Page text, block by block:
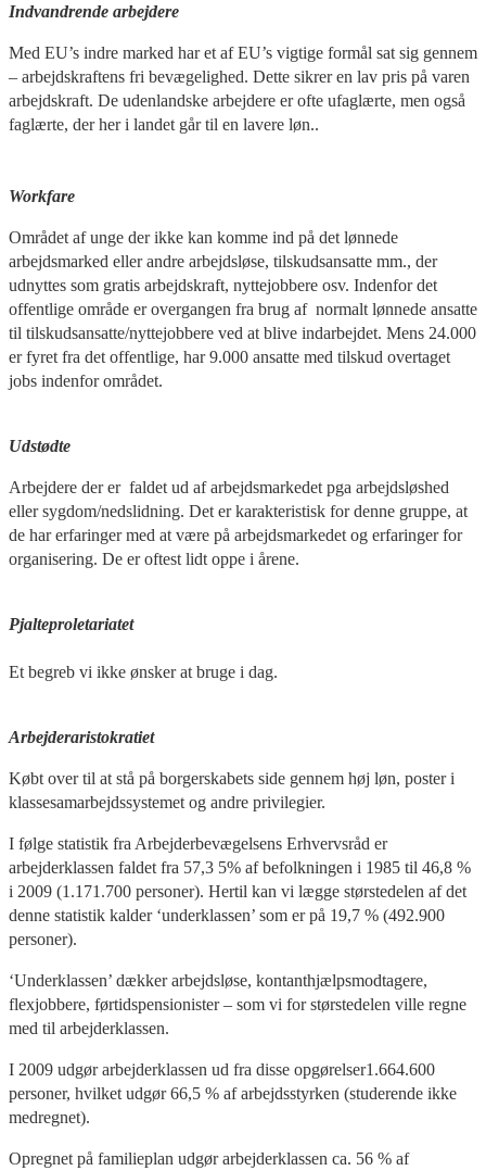
Indvandrende arbejdere
Med EU’s indre marked har et af EU’s vigtige formål sat sig gennem
– arbejdskraftens fri bevægelighed. Dette sikrer en lav pris på varen
arbejdskraft. De udenlandske arbejdere er ofte ufaglærte, men også
faglærte, der her i landet går til en lavere løn..
Workfare
Området af unge der ikke kan komme ind på det lønnede
arbejdsmarked eller andre arbejdsløse, tilskudsansatte mm., der
udnyttes som gratis arbejdskraft, nyttejobbere osv. Indenfor det
offentlige område er overgangen fra brug af normalt lønnede ansatte
til tilskudsansatte/nyttejobbere ved at blive indarbejdet. Mens 24.000
er fyret fra det offentlige, har 9.000 ansatte med tilskud overtaget
jobs indenfor området.
Udstødte
Arbejdere der er faldet ud af arbejdsmarkedet pga arbejdsløshed
eller sygdom/nedslidning. Det er karakteristisk for denne gruppe, at
de har erfaringer med at være på arbejdsmarkedet og erfaringer for
organisering. De er oftest lidt oppe i årene.
Pjalteproletariatet
Et begreb vi ikke ønsker at bruge i dag.
Arbejderaristokratiet
Købt over til at stå på borgerskabets side gennem høj løn, poster i
klassesamarbejdssystemet og andre privilegier.
I følge statistik fra Arbejderbevægelsens Erhvervsråd er
arbejderklassen faldet fra 57,3 5% af befolkningen i 1985 til 46,8 %
i 2009 (1.171.700 personer). Hertil kan vi lægge størstedelen af det
denne statistik kalder ‘underklassen’ som er på 19,7 % (492.900
personer).
‘Underklassen’ dækker arbejdsløse, kontanthjælpsmodtagere,
flexjobbere, førtidspensionister – som vi for størstedelen ville regne
med til arbejderklassen.
I 2009 udgør arbejderklassen ud fra disse opgørelser1.664.600
personer, hvilket udgør 66,5 % af arbejdsstyrken (studerende ikke
medregnet).
Opregnet på familieplan udgør arbejderklassen ca. 56 % af